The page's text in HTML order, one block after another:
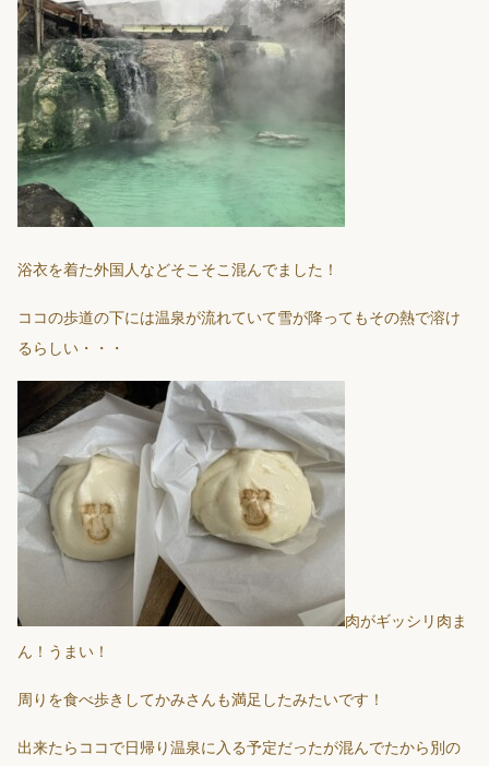
浴衣を着た外国人などそこそこ混んでました！
ココの歩道の下には温泉が流れていて雪が降ってもその熱で溶け
るらしい・・・
肉がギッシリ肉ま
ん！うまい！
周りを食べ歩きしてかみさんも満足したみたいです！
出来たらココで日帰り温泉に入る予定だったが混んでたから別の